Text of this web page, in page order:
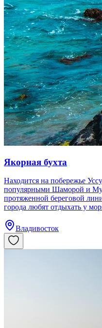
Якорная бухта
Находится на побережье
популярными Шаморой и
протяженной береговой
города любят отдыхать у
Владивосток